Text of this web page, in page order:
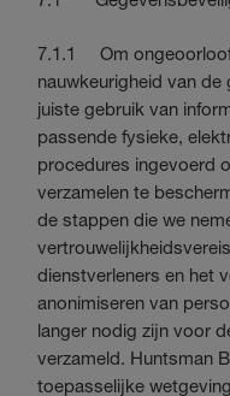
7.1.1 Om
nauwkeurigheid van
juiste gebruik van
passende fysieke,
procedures ingevoerd
verzamelen te
de stappen die we
dienstverleners en het
anonimiseren van
langer nodig zijn voor
verzameld. Huntsman
toepasselijke